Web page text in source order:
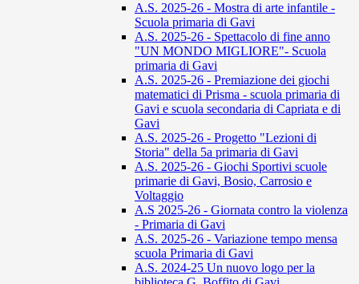
A.S. 2025-26 - Mostra di arte infantile -
Scuola primaria di Gavi
A.S. 2025-26 - Spettacolo di fine anno
"UN MONDO MIGLIORE"- Scuola
primaria di Gavi
A.S. 2025-26 - Premiazione dei giochi
matematici di Prisma - scuola primaria di
Gavi e scuola secondaria di Capriata e di
Gavi
A.S. 2025-26 - Progetto "Lezioni di
Storia" della 5a primaria di Gavi
A.S. 2025-26 - Giochi Sportivi scuole
primarie di Gavi, Bosio, Carrosio e
Voltaggio
A.S 2025-26 - Giornata contro la violenza
- Primaria di Gavi
A.S. 2025-26 - Variazione tempo mensa
scuola Primaria di Gavi
A.S. 2024-25 Un nuovo logo per la